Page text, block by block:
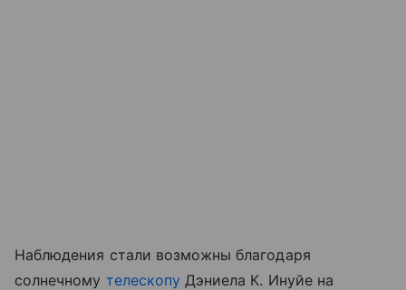
Наблюдения стали возможны благодаря
солнечному телескопу Дэниела К. Инуйе на